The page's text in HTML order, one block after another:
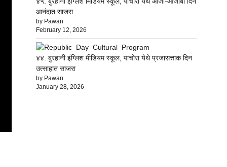
आनंदात साजरा
by Pawan
February 12, 2026
४४. बुरहानी इंग्लिश मीडियम स्कूल, पाचोरा येथे प्रजासत्ताक दिन
उत्साहात साजरा
by Pawan
January 28, 2026